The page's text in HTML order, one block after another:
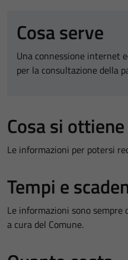
Cosa serve
Una connessione internet
per la consultazione della
Cosa si ottiene
Le informazioni per potersi
Tempi e
Le informazioni sono
a cura del Comune.